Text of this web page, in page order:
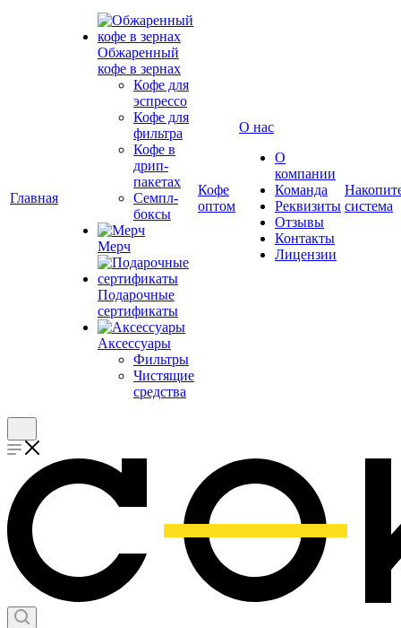
Главная
Обжаренный
кофе в зернах
Кофе для
эспрессо
Кофе для
фильтра
Кофе в
дрип-
пакетах
Семпл-
боксы
Мерч
Подарочные
сертификаты
Аксессуары
Фильтры
Чистящие
средства
Кофе
оптом
О нас
О
компании
Команда
Реквизиты
Отзывы
Контакты
Лицензии
система